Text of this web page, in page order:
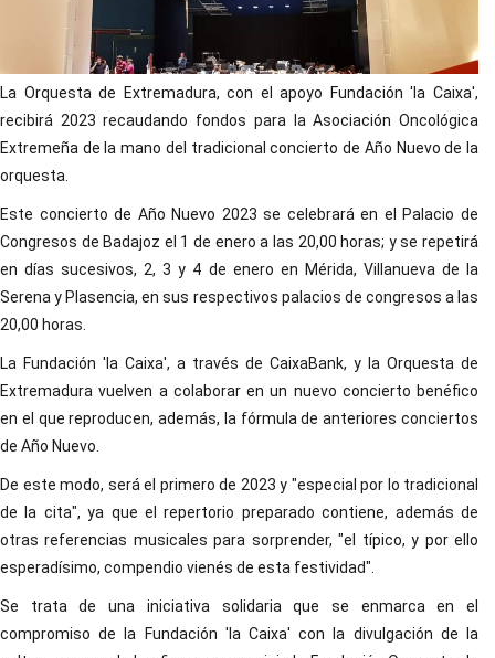
La Orquesta de Extremadura, con el apoyo Fundación 'la Caixa',
recibirá 2023 recaudando fondos para la Asociación Oncológica
Extremeña de la mano del tradicional concierto de Año Nuevo de la
orquesta.
Este concierto de Año Nuevo 2023 se celebrará en el Palacio de
Congresos de Badajoz el 1 de enero a las 20,00 horas; y se repetirá
en días sucesivos, 2, 3 y 4 de enero en Mérida, Villanueva de la
Serena y Plasencia, en sus respectivos palacios de congresos a las
20,00 horas.
La Fundación 'la Caixa', a través de CaixaBank, y la Orquesta de
Extremadura vuelven a colaborar en un nuevo concierto benéfico
en el que reproducen, además, la fórmula de anteriores conciertos
de Año Nuevo.
De este modo, será el primero de 2023 y "especial por lo tradicional
de la cita", ya que el repertorio preparado contiene, además de
otras referencias musicales para sorprender, "el típico, y por ello
esperadísimo, compendio vienés de esta festividad".
Se trata de una iniciativa solidaria que se enmarca en el
compromiso de la Fundación 'la Caixa' con la divulgación de la